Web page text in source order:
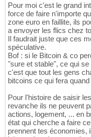
Pour moi c'est le grand
force de faire n'importe
zone euro en faillite, ils
a envoyer les flics chez
Il faudrait juste que ces
spéculative.
Bof : si le Bitcoin & co
"sure et stable", ce qui
c'est que tout les gens
bitcoins ce qui fera
Pour l'histoire de saisir
revanche ils ne peuvent
actions, logement, ... en
état qui cherche a faire
prennent tes économies,